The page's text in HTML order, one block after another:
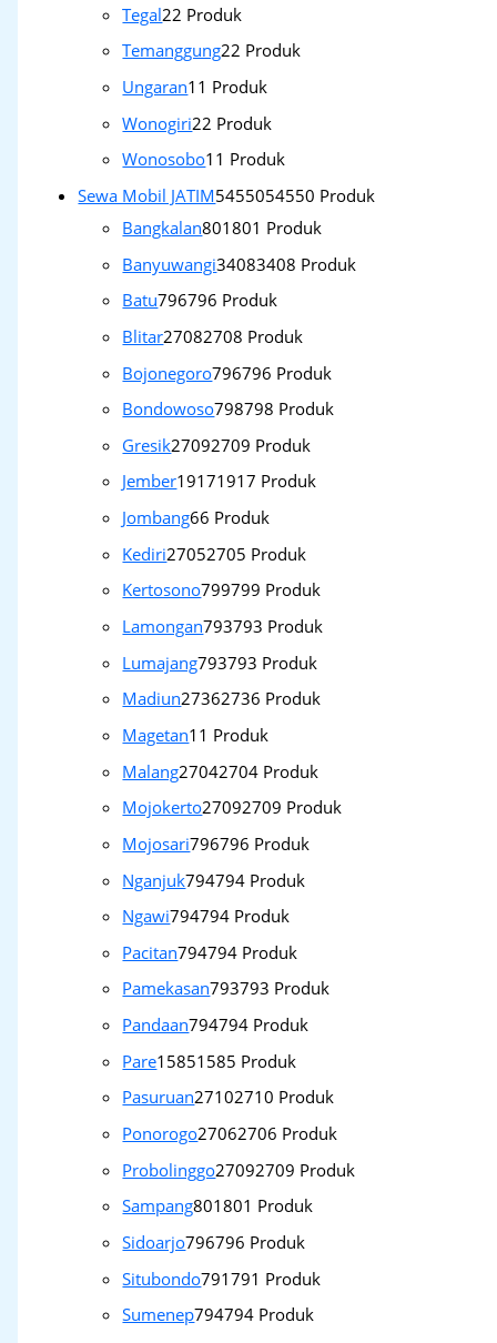
Tegal22 Produk
Temanggung22 Produk
Ungaran1 1 Produk
Wonogiri22 Produk
Wonosobo1 1 Produk
Sewa Mobil JATIM5455054550 Produk
Bangkalan801801 Produk
Banyuwangi34083408 Produk
Batu796796 Produk
Blitar27082708 Produk
Bojonegoro796796 Produk
Bondowoso798798 Produk
Gresik27092709 Produk
Jember19171917 Produk
Jombang66 Produk
Kediri27052705 Produk
Kertosono799799 Produk
Lamongan793793 Produk
Lumajang793793 Produk
Madiun27362736 Produk
Magetan1 1 Produk
Malang27042704 Produk
Mojokerto27092709 Produk
Mojosari796796 Produk
Nganjuk794794 Produk
Ngawi794794 Produk
Pacitan794794 Produk
Pamekasan793793 Produk
Pandaan794794 Produk
Pare15851585 Produk
Pasuruan27102710 Produk
Ponorogo27062706 Produk
Probolinggo27092709 Produk
Sampang801801 Produk
Sidoarjo796796 Produk
Situbondo791791 Produk
Sumenep794794 Produk